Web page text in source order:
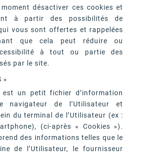
désactiver ces cookies et
à partir des possibilités de
vous sont offertes et rappelées
que cela peut réduire ou
à tout ou partie des
par le site.
»
est un petit fichier d’information
navigateur de l’Utilisateur et
du terminal de l’Utilisateur (ex :
(ci-après « Cookies »).
des informations telles que le
de l’Utilisateur, le fournisseur